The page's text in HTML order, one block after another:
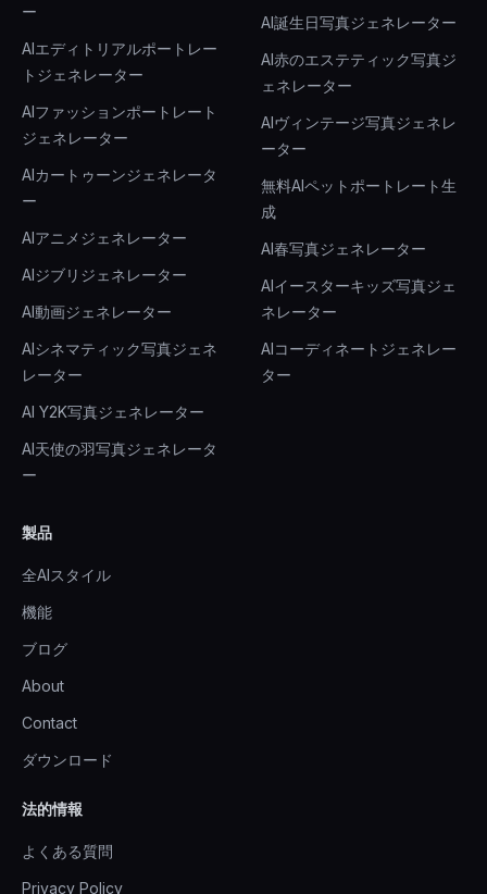
ー
AIエディトリアルポートレー
トジェネレーター
AIファッションポートレート
ジェネレーター
AIカートゥーンジェネレータ
ー
AIアニメジェネレーター
AIジブリジェネレーター
AI動画ジェネレーター
AIシネマティック写真ジェネ
レーター
AI Y2K写真ジェネレーター
AI天使の羽写真ジェネレータ
ー
AI誕生日写真ジェネレーター
AI赤のエステティック写真ジ
ェネレーター
AIヴィンテージ写真ジェネレ
ーター
無料AIペットポートレート生
成
AI春写真ジェネレーター
AIイースターキッズ写真ジェ
ネレーター
AIコーディネートジェネレー
ター
製品
全AIスタイル
機能
ブログ
About
Contact
ダウンロード
法的情報
よくある質問
Privacy Policy